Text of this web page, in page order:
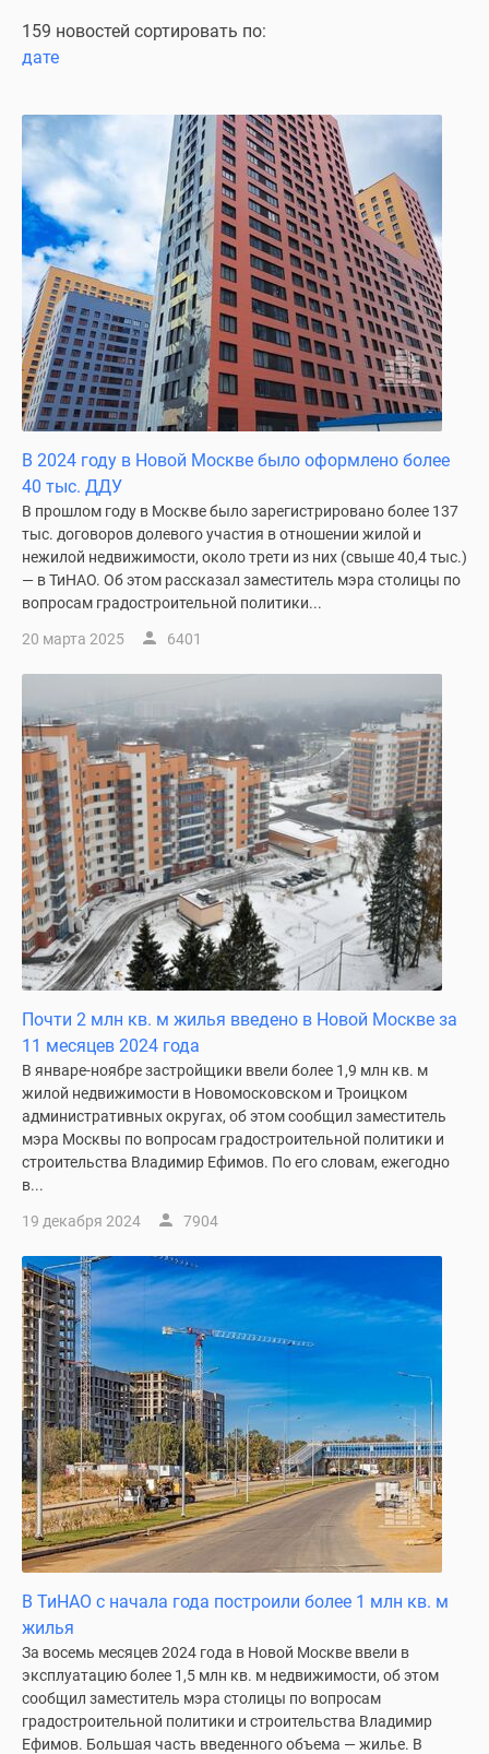
Специальные
предложения
Продавцы
застройщики
Панорамы
новостроек
Видеообзор
новостроек
Экспертиза
новостроек
Экология
Москвы
Студии
комнатные
комнатные
Квартиры
карте
Ипотечный
калькулятор
Семейная
ипотека
Военная
ипотека
Банки
программы
Медиа
Новости
недвижимости
Мнение
эксперта
Аналитика
рынка
Покупателю
Экспертиза
Эксперты
авторы
проекте
Контакты
Реклама
сайте
Дзен
Машино-
места
Апартаменты
#траншевая
ипотека
#рассрочка
ИТ-
ипотека
Квартиры
159 новостей сортировать по:
дате
В 2024 году в Новой Москве было оформлено более
40 тыс. ДДУ
В прошлом году в Москве было зарегистрировано более 137
тыс. договоров долевого участия в отношении жилой и
нежилой недвижимости, около трети из них (свыше 40,4 тыс.)
— в ТиНАО. Об этом рассказал заместитель мэра столицы по
вопросам градостроительной политики...
20 марта 2025 6401
Почти 2 млн кв. м жилья введено в Новой Москве за
11 месяцев 2024 года
В январе-ноябре застройщики ввели более 1,9 млн кв. м
жилой недвижимости в Новомосковском и Троицком
административных округах, об этом сообщил заместитель
мэра Москвы по вопросам градостроительной политики и
строительства Владимир Ефимов. По его словам, ежегодно
в...
19 декабря 2024 7904
В ТиНАО с начала года построили более 1 млн кв. м
жилья
За восемь месяцев 2024 года в Новой Москве ввели в
эксплуатацию более 1,5 млн кв. м недвижимости, об этом
сообщил заместитель мэра столицы по вопросам
градостроительной политики и строительства Владимир
Ефимов. Большая часть введенного объема — жилье. В